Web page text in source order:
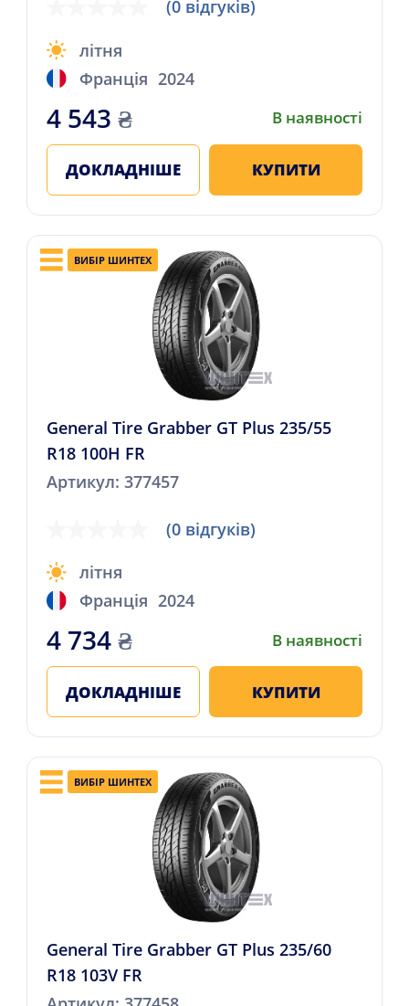
(0 відгуків)
літня
Франція 2024
4 543 ₴ В наявності
ДОКЛАДНІШЕ КУПИТИ
ВИБІР ШИНТЕХ
General Tire Grabber GT Plus 235/55
R18 100H FR
Артикул: 377457
(0 відгуків)
літня
Франція 2024
4 734₴ В наявності
ДОКЛАДНІШЕ КУПИТИ
ВИБІР ШИНТЕХ
General Tire Grabber GT Plus 235/60
R18 103V FR